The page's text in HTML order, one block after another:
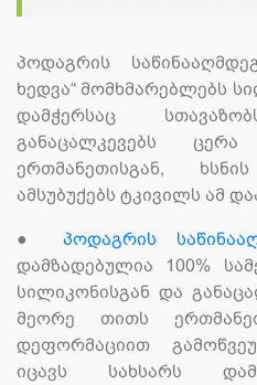
პოდაგრის
ხედვა“ მომხმარებლებს
დამჭერსაც
განაცალკევებს
ერთმანეთისგან,
ამსუბუქებს ტკივილს ამ
● პოდაგრის
დამზადებულია 100%
სილიკონისგან და
მეორე თითს
დეფორმაციით
იცავს სახსარს